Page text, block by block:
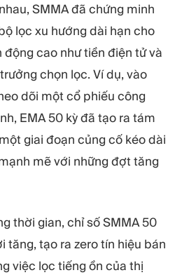
SMMA đã chứng minh
lọc xu hướng dài hạn cho
cao như tiền điện tử và
chọn lọc. Ví dụ, vào
dõi một cổ phiếu công
EMA 50 kỳ đã tạo ra tám
giai đoạn củng cố kéo dài
mẽ với những đợt tăng
thời gian, chỉ số SMMA 50
tăng, tạo ra zero tín hiệu bán
việc lọc tiếng ồn của thị